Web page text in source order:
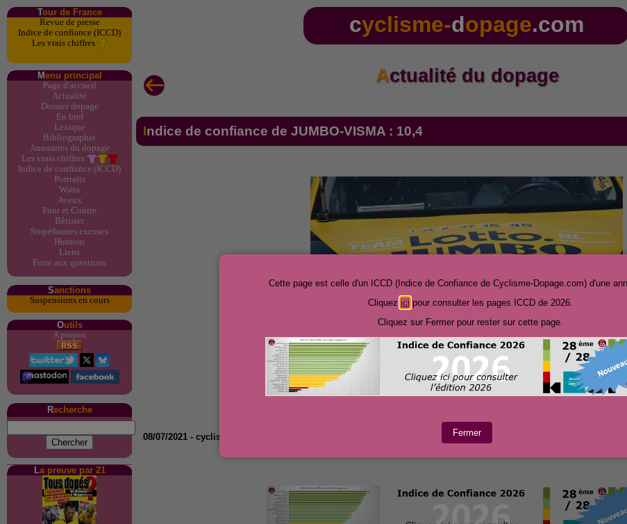
Tour de France
Revue de presse
Indice de confiance (ICCD)
Les vrais chiffres
Menu principal
Page d'accueil
Actualité
Dossier dopage
En bref
Lexique
Bibliographie
Annuaires du dopage
Les vrais chiffres
Indice de confiance (ICCD)
Portraits
Watts
Aveux
Pour et Contre
Bêtisier
Stupéfiantes excuses
Humour
Liens
Foire aux questions
Sanctions
Suspensions en cours
Outils
A propos
Recherche
La preuve par 21
cyclisme-dopage.com
Actualité du dopage
Indice de confiance de JUMBO-VISMA : 10,4
08/07/2021 - cyclisme-dopage.com
Cette page est celle d'un ICCD (Indice de Confiance de Cyclisme-Dopage.com) d'une
Cliquez ici pour consulter les pages ICCD de 2026.
Cliquez sur Fermer pour rester sur cette page.
Fermer